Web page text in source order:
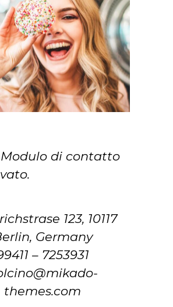
di contatto
123, 10117
Germany
– 7253931
themes.com